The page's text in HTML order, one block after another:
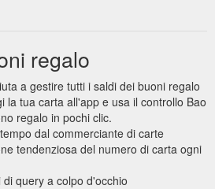
regalo
a gestire tutti i saldi dei buoni regalo
la tua carta all'app e usa il controllo Bao
regalo in pochi clic.
dal commerciante di carte
tendenziosa del numero di carta ogni
query a colpo d'occhio